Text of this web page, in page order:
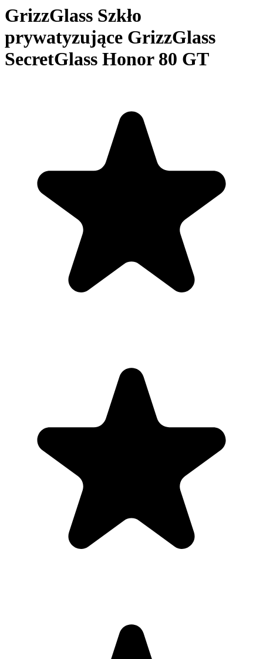
GrizzGlass Szkło
prywatyzujące GrizzGlass
SecretGlass Honor 80 GT